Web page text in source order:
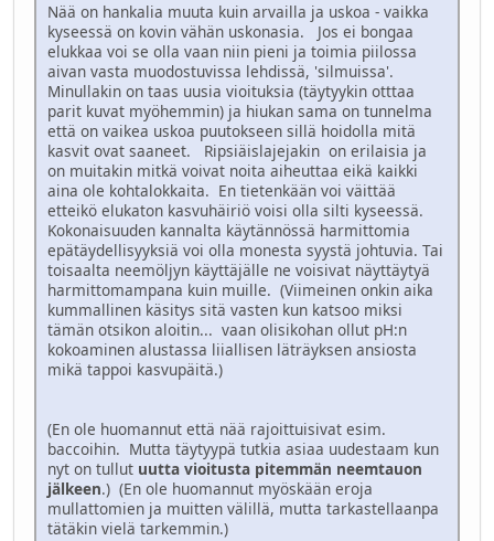
Nää on hankalia muuta kuin arvailla ja uskoa - vaikka
kyseessä on kovin vähän uskonasia. Jos ei bongaa
elukkaa voi se olla vaan niin pieni ja toimia piilossa
aivan vasta muodostuvissa lehdissä, 'silmuissa'.
Minullakin on taas uusia vioituksia (täytyykin otttaa
parit kuvat myöhemmin) ja hiukan sama on tunnelma
että on vaikea uskoa puutokseen sillä hoidolla mitä
kasvit ovat saaneet. Ripsiäislajejakin on erilaisia ja
on muitakin mitkä voivat noita aiheuttaa eikä kaikki
aina ole kohtalokkaita. En tietenkään voi väittää
etteikö elukaton kasvuhäiriö voisi olla silti kyseessä.
Kokonaisuuden kannalta käytännössä harmittomia
epätäydellisyyksiä voi olla monesta syystä johtuvia. Tai
toisaalta neemöljyn käyttäjälle ne voisivat näyttäytyä
harmittomampana kuin muille. (Viimeinen onkin aika
kummallinen käsitys sitä vasten kun katsoo miksi
tämän otsikon aloitin... vaan olisikohan ollut pH:n
kokoaminen alustassa liiallisen läträyksen ansiosta
mikä tappoi kasvupäitä.)
(En ole huomannut että nää rajoittuisivat esim.
baccoihin. Mutta täytyypä tutkia asiaa uudestaam kun
nyt on tullut uutta vioitusta pitemmän neemtauon
jälkeen.) (En ole huomannut myöskään eroja
mullattomien ja muitten välillä, mutta tarkastellaanpa
tätäkin vielä tarkemmin.)